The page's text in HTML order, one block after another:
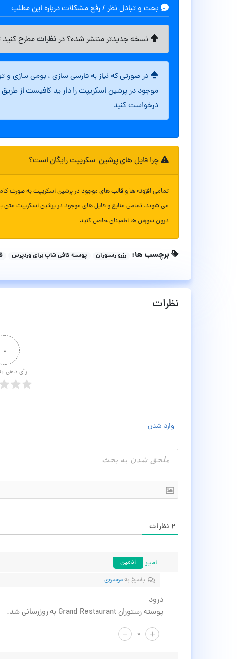
بحث و تبادل نظر / رفع مشکلات درباره این مطلب
نسخه جدیدتر منتشر شده؟ درنظراتمطرح کنید
در صورتی که نیاز به فارسی سازی ، بومی سازی
موجود در پرشین اسکریپت را دار ید کافیست از طریق
درخواست کنید
چرا فایل های پرشین اسکریپت رایگان است؟
تمامی افزونه ها و قالب های موجود در پرشین اسکریپت به صورت
می شوند. تمامی منابع و فایل های موجود در پرشین اسکریپت متن
درون سورس ها اطمینان حاصل کنید
برچسب ها: رزرو رستوران پوسته کافی شاپ برای وردپرس
نظرات
۰
رأی دهی
وارد شدن
۲ نظرات
امیر
ادمین
پاسخ بهموسوی
درود
پوسته رستوران Grand Restaurant به روزرسانی شد.
۰